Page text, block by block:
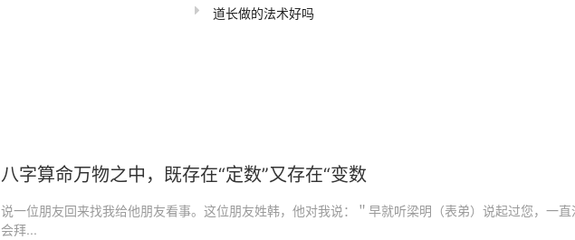
道长做的法术好吗
八字算命万物之中，既存在“定数”又存在“变数
说一位朋友回来找我给他朋友看事。这位朋友姓韩，他对我说：＂早就听梁明（表弟）说起过您，一
会拜...